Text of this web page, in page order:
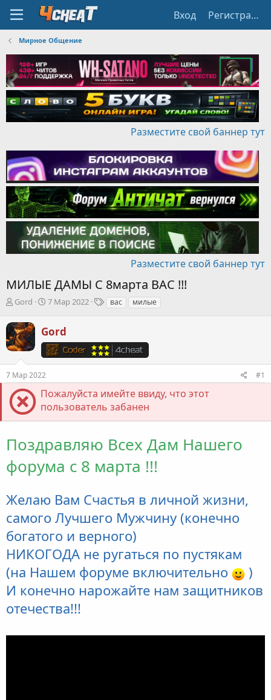
Вход Регистрация
Мирное Общение
Разместите свой баннер тут
Разместите свой баннер тут
МИЛЫЕ ДАМЫ С 8марта ВАС !!!
А
т
о
р
е
м
ы
Gord
Д
а
н
а
ч
а
7 Мар 2022
Твас милые
Gord
7 Мар 2022 #1
Пожалуйста имейте ввиду, что этот
пользователь забанен
Поздравляю Всех Дам Нашего
форума с 8 марта !!!
Желаю Вам Счастья в личной жизни,
самого Лучшего Мужчину (конечно
богатого и верного)
НИКОГОДА не ругаться по пустякам
(на Нашем форуме включительно
)
И конечно нарожайте нам защитников
отечества!!!